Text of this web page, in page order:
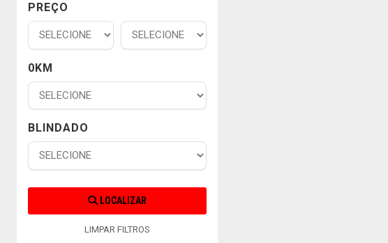
PREÇO
0KM
BLINDADO
LOCALIZAR
LIMPAR FILTROS